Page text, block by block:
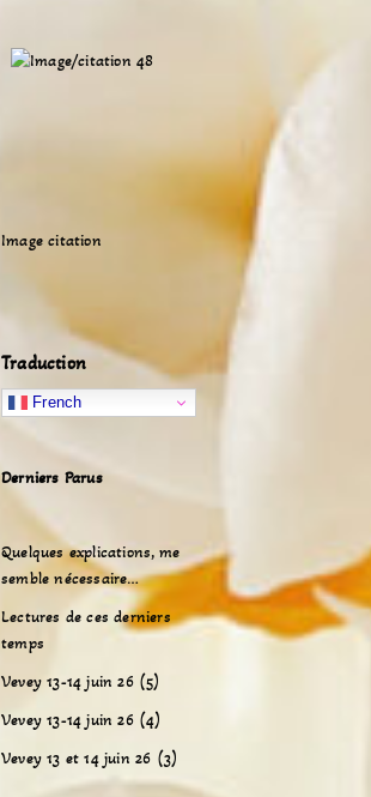
Image citation
Traduction
French
Derniers Parus
Quelques explications, me
semble nécessaire…
Lectures de ces derniers
temps
Vevey 13-14 juin 26 (5)
Vevey 13-14 juin 26 (4)
Vevey 13 et 14 juin 26 (3)